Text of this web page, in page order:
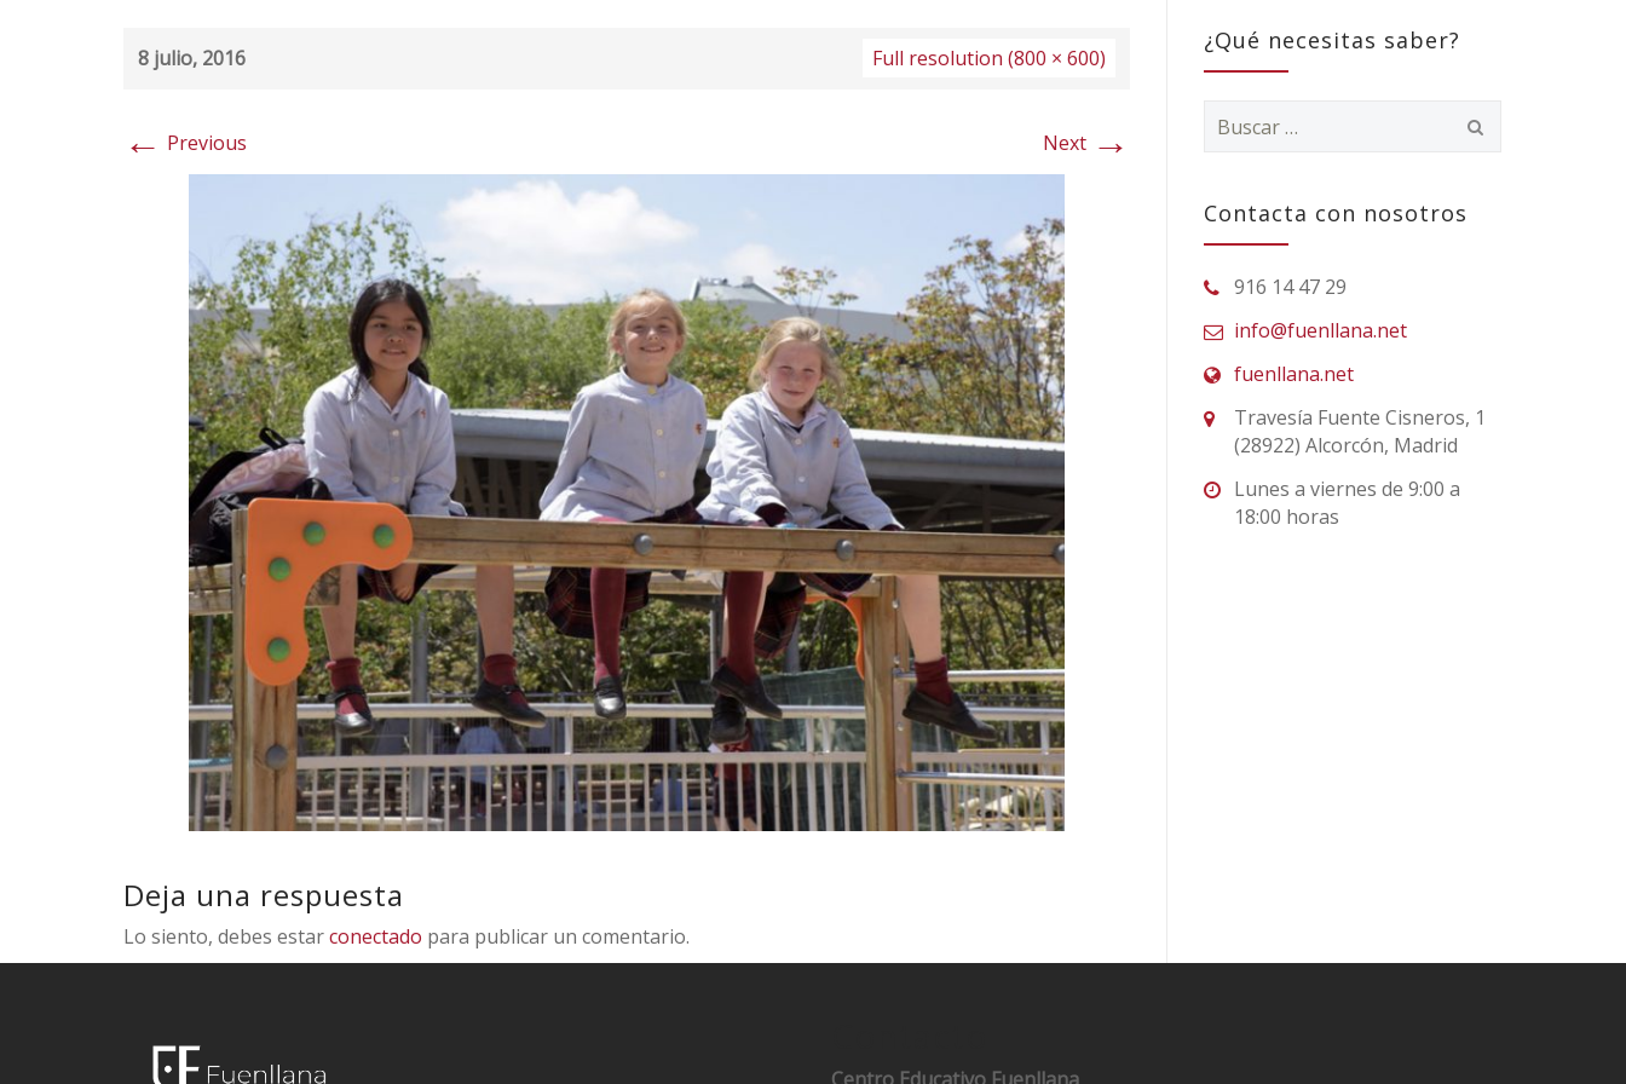
8 julio, 2016 Full resolution (800 × 600)
← Previous Next →
Deja una respuesta
Lo siento, debes estarconectado para publicar un comentario.
¿Qué necesitas saber?
Contacta con nosotros
916 14 47 29
info@fuenllana.net
fuenllana.net
Travesía Fuente Cisneros, 1
(28922) Alcorcón, Madrid
Lunes a viernes de 9:00 a
18:00 horas
Centro Educativo Fuenllana